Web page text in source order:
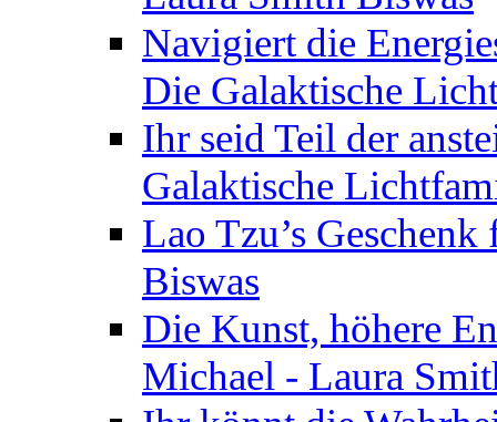
Navigiert die
Die Galaktische
Ihr seid Teil der
Galaktische
Lao Tzu’s
Biswas
Die Kunst, höhere
Michael - Laura